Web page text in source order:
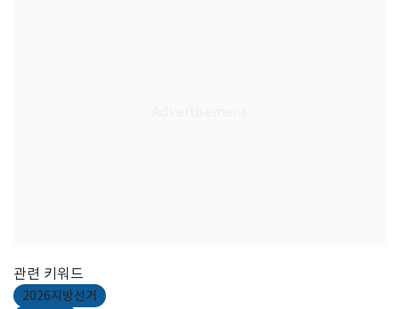
관련 키워드
2026지방선거